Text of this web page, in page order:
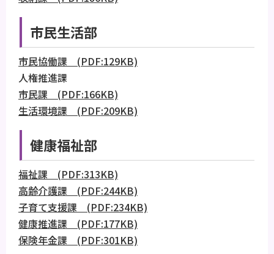
市民生活部
市民協働課 (PDF:129KB)
人権推進課
市民課 (PDF:166KB)
生活環境課 (PDF:209KB)
健康福祉部
福祉課 (PDF:313KB)
高齢介護課 (PDF:244KB)
子育て支援課 (PDF:234KB)
健康推進課 (PDF:177KB)
保険年金課 (PDF:301KB)